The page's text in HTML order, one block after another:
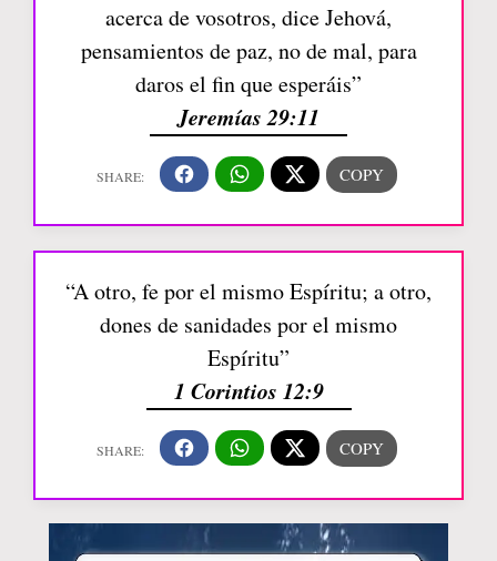
acerca de vosotros, dice Jehová,
pensamientos de paz, no de mal, para
daros el fin que esperáis”
Jeremías 29:11
“A otro, fe por el mismo Espíritu; a otro,
dones de sanidades por el mismo
Espíritu”
1 Corintios 12:9